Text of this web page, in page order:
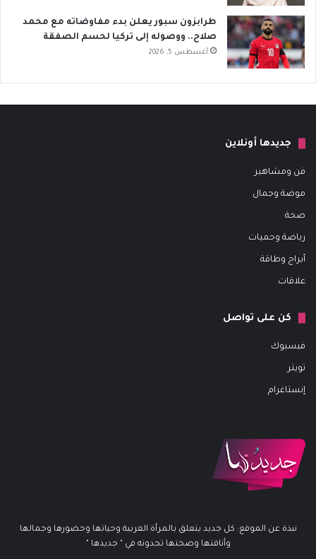
طرابزون سبور يعلن بدء مفاوضاته مع محمد
صلاح.. ووصوله إلى تركيا لحسم الصفقة
أغسطس 5, 2026
جديدها أونلاين
فن ومشاهير
موضة وجمال
صحة
رياضة وحميات
أبراج وطاقة
علاقات
كن على تواصل
فيسبوك
تويتر
إنستاغرام
نبذة عن الموقع: كل جديد يتعلق بالمرأة العربية وحياتها وحضورها وجمالها
وأناقتها وصحتها تجدونه في " جديدها "